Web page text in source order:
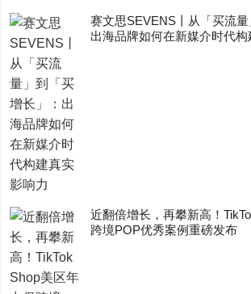
赛文思SEVENS丨从「买流量
出海品牌如何在新媒介时代构
近翻倍增长，再攀新高！
跨境POP优秀案例重磅发布